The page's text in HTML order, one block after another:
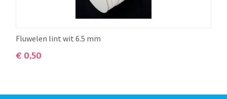
Fluwelen lint wit 6.5 mm
€ 0,50